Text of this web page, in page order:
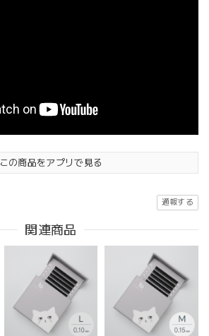
この商品をアプリで見る
通報する
関連商品